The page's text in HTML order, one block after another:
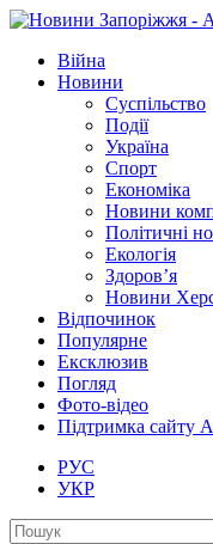
Війна
Новини
Суспільство
Події
Україна
Спорт
Економіка
Новини
Політичні
Екологія
Здоров’я
Новини
Відпочинок
Популярне
Ексклюзив
Погляд
Фото-відео
Підтримка сайту
РУС
УКР